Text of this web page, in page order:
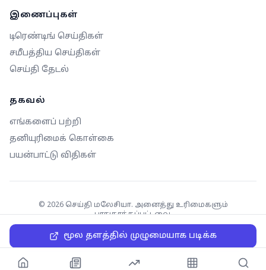
மூல தளத்தில் முழுமையாக படிக்க
இணைப்புகள்
டிரெண்டிங் செய்திகள்
சமீபத்திய செய்திகள்
செய்தி தேடல்
தகவல்
எங்களைப் பற்றி
தனியுரிமைக் கொள்கை
பயன்பாட்டு விதிகள்
© 2026செய்தி மலேசியா. அனைத்து உரிமைகளும்
பாதுகாக்கப்பட்டவை.